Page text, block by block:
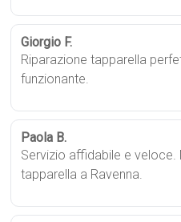
Giorgio F.
Riparazione tapparella
funzionante.
Paola B.
Servizio affidabile e
tapparella a Ravenna.